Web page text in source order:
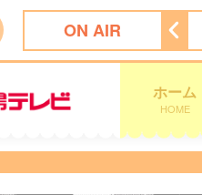
ON AIR
18:30 ナマ・イキＶＯＩＣＥ
ホーム
HOME